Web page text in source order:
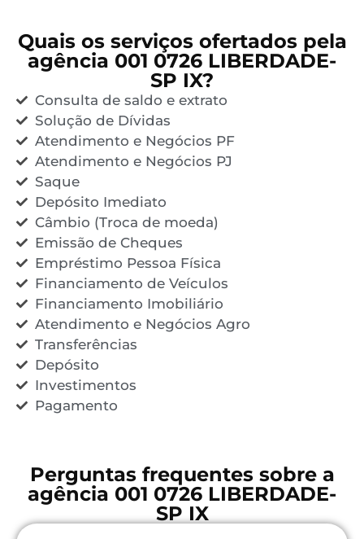
Quais os serviços ofertados pela
agência 001 0726 LIBERDADE-
SP IX?
Consulta de saldo e extrato
Solução de Dívidas
Atendimento e Negócios PF
Atendimento e Negócios PJ
Saque
Depósito Imediato
Câmbio (Troca de moeda)
Emissão de Cheques
Empréstimo Pessoa Física
Financiamento de Veículos
Financiamento Imobiliário
Atendimento e Negócios Agro
Transferências
Depósito
Investimentos
Pagamento
Perguntas frequentes sobre a
agência 001 0726 LIBERDADE-
SP IX